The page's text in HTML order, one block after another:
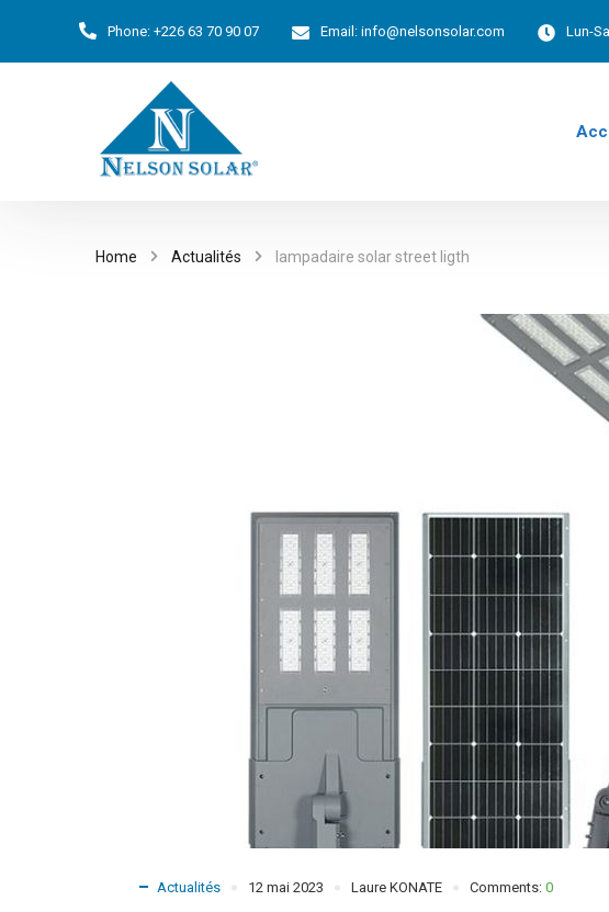
Phone: +226 63 70 90 07 Email: info@nelsonsolar.com Lun-
Home Actualités lampadaire solar street ligth
Actualités 12 mai 2023 Laure KONATE Comments: 0